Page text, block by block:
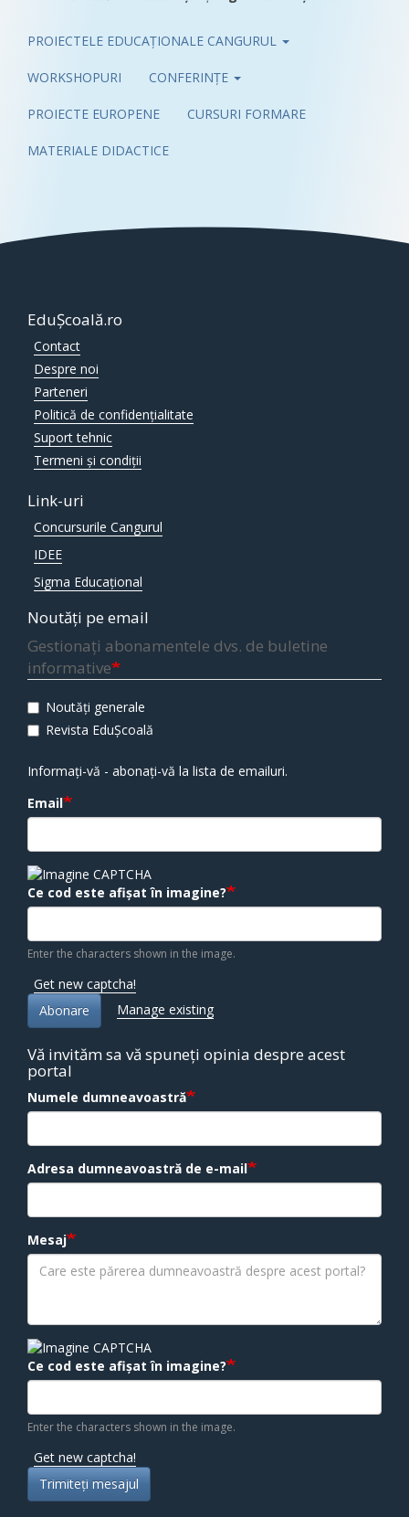
Pub
PROIECTELE EDUCAȚIONALE CANGURUL
WORKSHOPURI CONFERINȚE
PROIECTE EUROPENE CURSURI FORMARE
MATERIALE DIDACTICE
EduȘcoală.ro
Contact
Despre noi
Parteneri
Politică de confidențialitate
Suport tehnic
Termeni și condiții
Link-uri
Concursurile Cangurul
IDEE
Sigma Educațional
Noutăți pe email
Gestionați abonamentele dvs. de buletine
informative
Noutăți generale
Revista EduȘcoală
Informați-vă - abonați-vă la lista de emailuri.
Email
Ce cod este afișat în imagine?
Enter the characters shown in the image.
Get new captcha!
Abonare
Manage existing
Vă invităm sa vă spuneți opinia despre acest
portal
Numele dumneavoastră
Adresa dumneavoastră de e-mail
Mesaj
Ce cod este afișat în imagine?
Enter the characters shown in the image.
Get new captcha!
Trimiteţi mesajul